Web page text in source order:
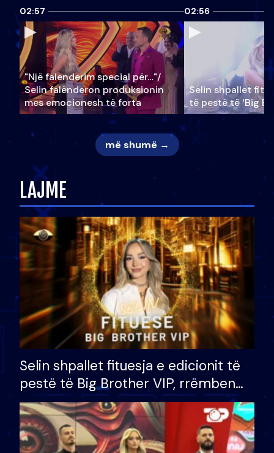
02:57
"Një falenderim special për…"/
Selin falënderon produksionin
mes emocionesh të forta
02:56
Selin shpallet
të pestë të ‘Big
më shumë →
LAJME
Selin shpallet fituesja e edicionit të
pestë të Big Brother VIP, rrëmben
çmimin e madh prej 100 mijë eurosh